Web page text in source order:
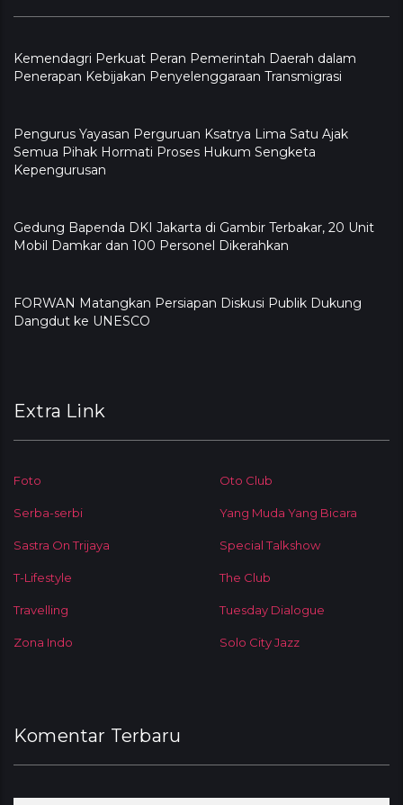
Kemendagri Perkuat Peran Pemerintah Daerah dalam
Penerapan Kebijakan Penyelenggaraan Transmigrasi
Pengurus Yayasan Perguruan Ksatrya Lima Satu Ajak
Semua Pihak Hormati Proses Hukum Sengketa
Kepengurusan
Gedung Bapenda DKI Jakarta di Gambir Terbakar, 20 Unit
Mobil Damkar dan 100 Personel Dikerahkan
FORWAN Matangkan Persiapan Diskusi Publik Dukung
Dangdut ke UNESCO
Extra Link
Foto Oto Club
Serba-serbi Yang Muda Yang Bicara
Sastra On Trijaya Special Talkshow
T-Lifestyle The Club
Travelling Tuesday Dialogue
Zona Indo Solo City Jazz
Komentar Terbaru